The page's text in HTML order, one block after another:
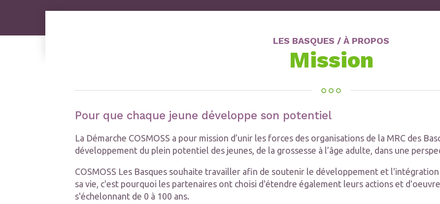
LES BASQUES / À PROPOS
Mission
Pour que chaque jeune développe son potentiel
La Démarche COSMOSS a pour mission d’unir les forces des organisations de la MRC des
développement du plein potentiel des jeunes, de la grossesse à l’âge adulte, dans une
COSMOSS Les Basques souhaite travailler afin de soutenir le développement et
sa vie, c'est pourquoi les partenaires ont choisi d'étendre également leurs actions et
s'échelonnant de 0 à 100 ans.